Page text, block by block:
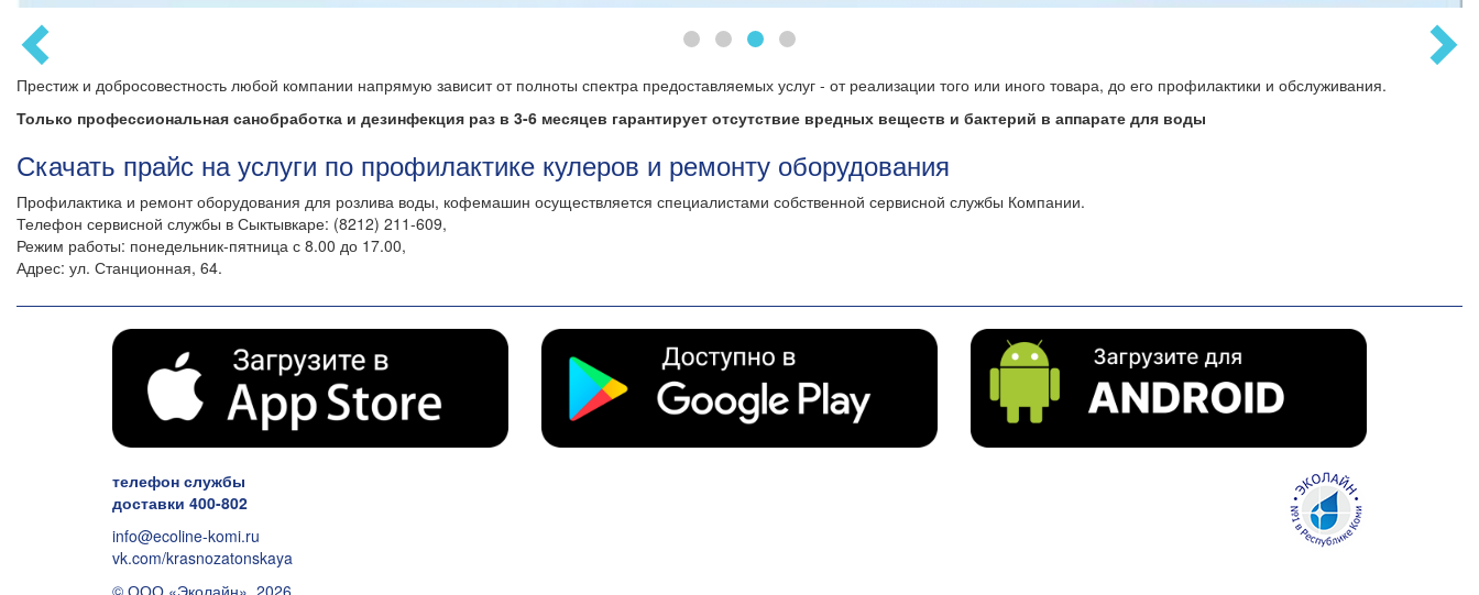
Престиж и добросовестность любой компании напрямую зависит от полноты спектра предоставляемых услуг - от реализации того или иного товара, до его профилактики и обслуживания.
Только профессиональная санобработка и дезинфекция раз в 3-6 месяцев гарантирует отсутствие вредных веществ и бактерий в аппарате для воды
Скачать прайс на услуги по профилактике кулеров и ремонту оборудования
Профилактика и ремонт оборудования для розлива воды, кофемашин осуществляется специалистами собственной сервисной службы Компании.
Телефон сервисной службы в Сыктывкаре: (8212) 211-609,
Режим работы: понедельник-пятница с 8.00 до 17.00,
Адрес: ул. Станционная, 64.
телефон службы
доставки 400-802
info@ecoline-komi.ru
vk.com/krasnozatonskaya
© ООО «Эколайн», 2026